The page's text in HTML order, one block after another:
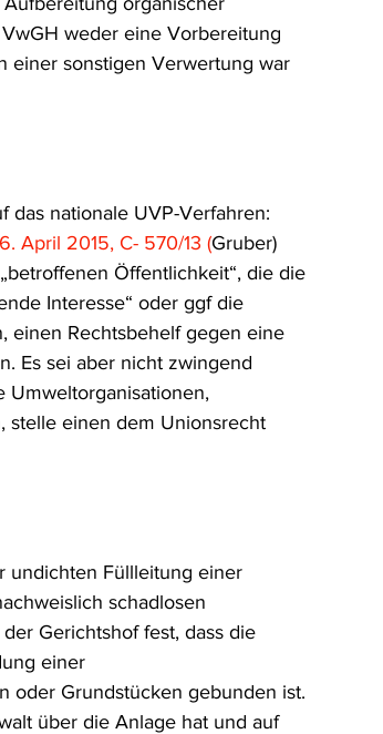
weder eine Vorbereitung
einer sonstigen Verwertung war
das nationale UVP-Verfahren:
April 2015, C- 570/13 (Gruber)
Öffentlichkeit“, die die
Interesse“ oder ggf die
einen Rechtsbehelf gegen eine
Es sei aber nicht zwingend
Umweltorganisationen,
stelle einen dem Unionsrecht
undichten Füllleitung einer
schadlosen
Gerichtshof fest, dass die
einer
oder Grundstücken gebunden ist.
über die Anlage hat und auf